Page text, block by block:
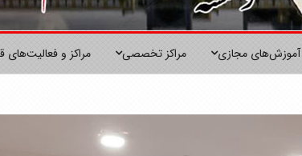
آموزش‌های مجازی مراکز تخصصی مراکز و فعالیت‌های